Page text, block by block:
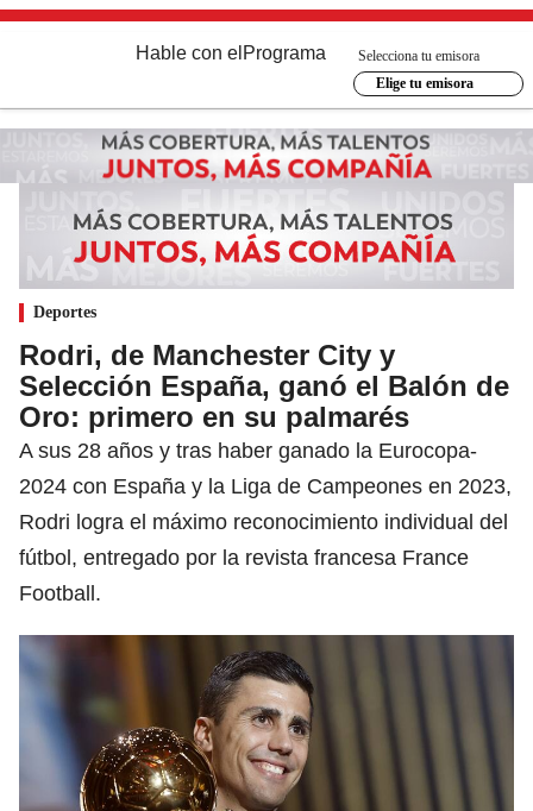
Hable con el Programa
Selecciona tu emisora
Elige tu emisora
Deportes
Rodri, de Manchester City y
Selección España, ganó el Balón de
Oro: primero en su palmarés
A sus 28 años y tras haber ganado la Eurocopa-
2024 con España y la Liga de Campeones en 2023,
Rodri logra el máximo reconocimiento individual del
fútbol, entregado por la revista francesa France
Football.